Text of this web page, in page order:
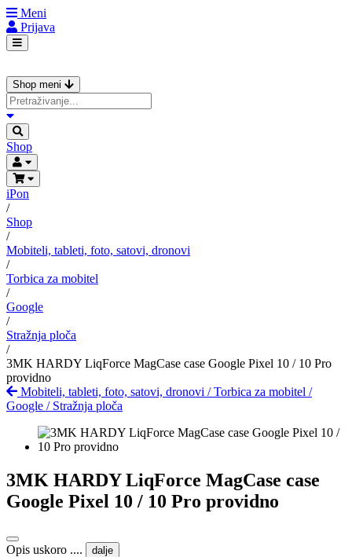
Meni
Prijava
Shop meni
Shop
iPon
/
Shop
/
Mobiteli, tableti, foto, satovi, dronovi
/
Torbica za mobitel
/
Google
/
Stražnja ploča
/
3MK HARDY LiqForce MagCase case Google Pixel 10 / 10 Pro
providno
Mobiteli, tableti, foto, satovi, dronovi /Torbica za mobitel /
Google / Stražnja ploča
3MK HARDY LiqForce MagCase case
Google Pixel 10 / 10 Pro providno
Opis uskoro .... dalje